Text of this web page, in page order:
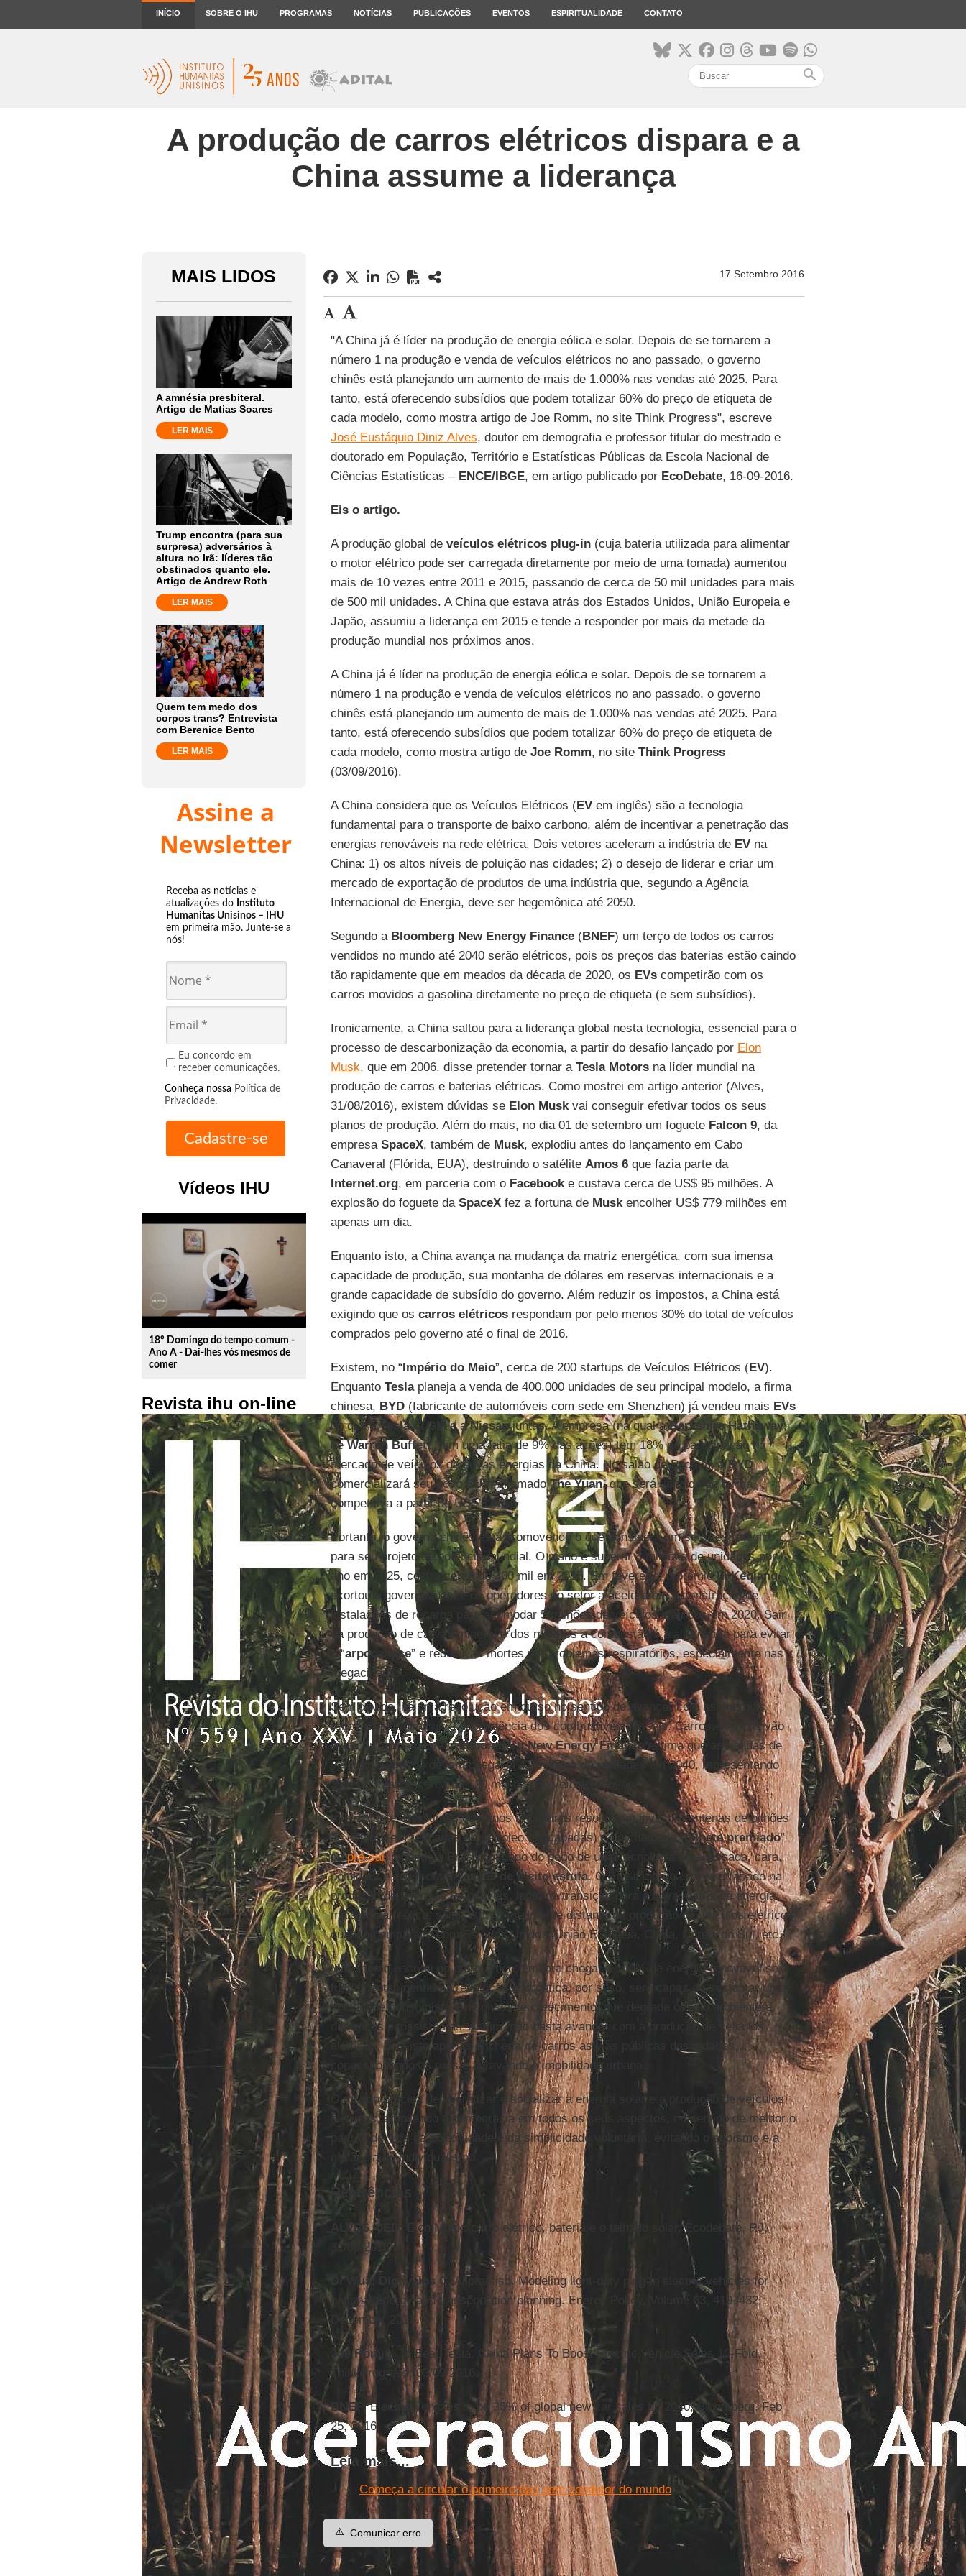
INÍCIO SOBRE O IHU PROGRAMAS NOTÍCIAS PUBLICAÇÕES EVENTOS ESPIRITUALIDADE CONTATO
search
A produção de carros elétricos dispara e a
China assume a liderança
MAIS LIDOS
A amnésia presbiteral.
Artigo de Matias Soares
LER MAIS
Trump encontra (para sua
surpresa) adversários à
altura no Irã: líderes tão
obstinados quanto ele.
Artigo de Andrew Roth
LER MAIS
Quem tem medo dos
corpos trans? Entrevista
com Berenice Bento
LER MAIS
Assine a
Newsletter
Receba as notícias e
atualizações do Instituto
Humanitas Unisinos – IHU
em primeira mão. Junte-se a
nós!
Eu concordo em
receber comunicações.
Conheça nossa Política de
Privacidade.
Vídeos IHU
play_circle_outline
18º Domingo do tempo comum -
Ano A - Dai-lhes vós mesmos de
comer
Revista ihu on-line
17 Setembro 2016
"A China já é líder na produção de energia eólica e solar. Depois de se tornarem a
número 1 na produção e venda de veículos elétricos no ano passado, o governo
chinês está planejando um aumento de mais de 1.000% nas vendas até 2025. Para
tanto, está oferecendo subsídios que podem totalizar 60% do preço de etiqueta de
cada modelo, como mostra artigo de Joe Romm, no site Think Progress", escreve
José Eustáquio Diniz Alves, doutor em demografia e professor titular do mestrado e
doutorado em População, Território e Estatísticas Públicas da Escola Nacional de
Ciências Estatísticas – ENCE/IBGE, em artigo publicado por EcoDebate, 16-09-2016.
Eis o artigo.
A produção global de veículos elétricos plug-in(cuja bateria utilizada para alimentar
o motor elétrico pode ser carregada diretamente por meio de uma tomada) aumentou
mais de 10 vezes entre 2011 e 2015, passando de cerca de 50 mil unidades para mais
de 500 mil unidades. A China que estava atrás dos Estados Unidos, União Europeia e
Japão, assumiu a liderança em 2015 e tende a responder por mais da metade da
produção mundial nos próximos anos.
A China já é líder na produção de energia eólica e solar. Depois de se tornarem a
número 1 na produção e venda de veículos elétricos no ano passado, o governo
chinês está planejando um aumento de mais de 1.000% nas vendas até 2025. Para
tanto, está oferecendo subsídios que podem totalizar 60% do preço de etiqueta de
cada modelo, como mostra artigo de Joe Romm, no site Think Progress
(03/09/2016).
A China considera que os Veículos Elétricos (EVem inglês) são a tecnologia
fundamental para o transporte de baixo carbono, além de incentivar a penetração das
energias renováveis na rede elétrica. Dois vetores aceleram a indústria de EVna
China: 1) os altos níveis de poluição nas cidades; 2) o desejo de liderar e criar um
mercado de exportação de produtos de uma indústria que, segundo a Agência
Internacional de Energia, deve ser hegemônica até 2050.
Segundo a Bloomberg New Energy Finance(BNEF) um terço de todos os carros
vendidos no mundo até 2040 serão elétricos, pois os preços das baterias estão caindo
tão rapidamente que em meados da década de 2020, os EVscompetirão com os
carros movidos a gasolina diretamente no preço de etiqueta (e sem subsídios).
Ironicamente, a China saltou para a liderança global nesta tecnologia, essencial para o
processo de descarbonização da economia, a partir do desafio lançado por Elon
Musk, que em 2006, disse pretender tornar a Tesla Motorsna líder mundial na
produção de carros e baterias elétricas. Como mostrei em artigo anterior (Alves,
31/08/2016), existem dúvidas se Elon Muskvai conseguir efetivar todos os seus
planos de produção. Além do mais, no dia 01 de setembro um foguete Falcon 9, da
empresa SpaceX, também de Musk, explodiu antes do lançamento em Cabo
Canaveral (Flórida, EUA), destruindo o satélite Amos 6que fazia parte da
Internet.org, em parceria com oFacebooke custava cerca de US$ 95 milhões. A
explosão do foguete da SpaceXfez a fortuna de Muskencolher US$ 779 milhões em
apenas um dia.
Enquanto isto, a China avança na mudança da matriz energética, com sua imensa
capacidade de produção, sua montanha de dólares em reservas internacionais e a
grande capacidade de subsídio do governo. Além reduzir os impostos, a China está
exigindo que os carros elétricosrespondam por pelo menos 30% do total de veículos
comprados pelo governo até o final de 2016.
Existem, no “Império do Meio”, cerca de 200 startups de Veículos Elétricos (EV).
Enquanto Teslaplaneja a venda de 400.000 unidades de seu principal modelo, a firma
chinesa, BYD(fabricante de automóveis com sede em Shenzhen) já vendeu mais EVs
do que aTesla, aGMe aNissanjuntas. A empresa (na qual aBerkshire Hathaway,
deWarren Buffett, tem uma fatia de 9% das ações) tem 18% de participação no
mercado de veículos de novas energias da China. No salão de Pequim, aBYD
comercializará seu novo SUV, chamadoThe Yuan, que será vendido de forma
competitiva a partir de US$ 32 mil.
Portanto, o governo chinês está promovendo o que considera um setor estratégico
para seu projeto de potência mundial. O plano é superar 3 milhões de unidades por
ano em 2025, contra cerca de 300 mil em 2015. Em fevereiro, o premiêLi Keqiang
exortou o governo local e os operadores do setor a acelerarem a construção de
instalações de recarga para acomodar 5 milhões de veículos elétricos em 2020. Sair
da produção de carvão mineral e dos motores a combustão é a alternativa para evitar
o “arpocalipse” e reduzir as mortes por problemas respiratórios, especialmente nas
megacidades.
Sem dúvida, há uma revolução em curso no sentido de avançar com as energias
renováveis e diminuir a dependência dos combustíveis fósseis. Carros elétricos vão
avançar rapidamente. ABloomberg New Energy Financeestima que as vendas de
veículos elétricos devem chegar a 41 milhões de unidades em 2040, representando
35% do total de cerca de 120 milhões de veículos novos.
Infelizmente, os últimos governos brasileiros resolveram investir centenas de bilhões
de dólares em refinarias de petróleo (inacabadas) e no chamado “bilhete premiado”
dopré-sal, jogando o Brasil no fundo do poço de uma tecnologia ultrapassada, cara,
poluidora e emissora degases de efeito estufa. O Brasil está bastante atrasado na
produção de energias renováveis, lento na transição para a nova matriz de energia
mais limpa (eólica, solar, etc.) e totalmente distante da produção de veículos elétricos,
quando comparado com Estados Unidos, União Europeia, China, Coreia do Sul, etc.
Mas, como escrevi no outro artigo, embora chegar a 100% de energia renovável seja
fundamental, nenhuma revolução energética, por si só, será capaz de sustentar uma
sociedade consumista em constante crescimento, que degrada o meio ambiente e
destrói os ecossistemas. Assim, não basta avançar com a produção de veículos
elétricos, pois isto apenas encheria de carros as vias públicas das cidades,
congestionando as ruas e agravando a imobilidade urbana.
O mundo precisa democratizar e socializar a energia solar e a produção de veículos
elétricos, ampliando a democracia em todos os seus aspectos, no sentido de melhor o
padrão de vida da coletividade e da simplicidade voluntária, evitando o egoísmo e a
ganância do individualismo.
Referências
ALVES,JED . Elon Musk: carro elétrico, bateria e o telhado solar, Ecodebate, RJ,
31/08/2016.
Di Wua, Dionysios C
. Aliprantisb. Modeling light-duty plug-in electric vehicles for
national energy and transportation planning. Energy Policy, Volume 63, 419–432,
December 2013.
Joe Romm. To Beat Tesla, China Plans To Boost Electric Vehicle Sales 10-Fold,
ThinkProgress, 03/09/2016.
BNEF , Electric vehicles to be 35% of global new car sales by 2040, Bloomberg, Feb
25, 2016.
Leia mais...
Começa a circular o primeiro táxi sem condutor do mundo
⚠️ Comunicar erro